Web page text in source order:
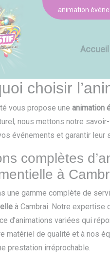
animation
Accueil
choisir
vous propose une animation
nous mettons notre
événements et garantir leur
complètes
à
une gamme complète de
à Cambrai. Notre expertise
d’animations variées qui
matériel de qualité et à nos
prestation irréprochable.